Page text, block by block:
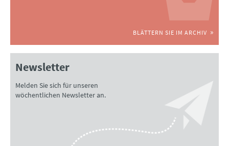
BLÄTTERN SIE IM ARCHIV
Newsletter
Melden Sie sich für unseren
wöchentlichen Newsletter an.